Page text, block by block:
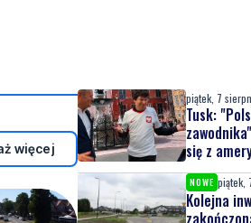
więcej
piątek, 7
Tusk:
się z
NOWE piątek,
Kolejna